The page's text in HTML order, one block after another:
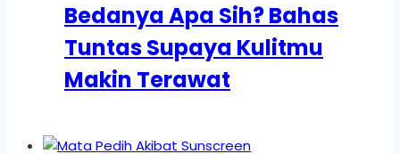
Bedanya Apa Sih? Bahas
Tuntas Supaya Kulitmu
Makin Terawat